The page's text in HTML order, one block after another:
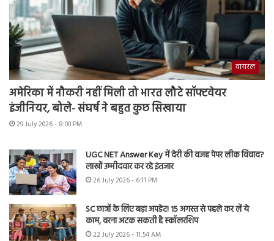
वायरल
अमेरिका में नौकरी नहीं मिली तो भारत लौटे सॉफ्टवेयर
इंजीनियर, बोले- संघर्ष ने बहुत कुछ सिखाया
29 July 2026 - 8:00 PM
UGC NET Answer Key में देरी की वजह पेपर लीक विवाद?
लाखों उम्मीदवार कर रहे इंतजार
26 July 2026 - 6:11 PM
SC छात्रों के लिए बड़ा अपडेट! 15 अगस्त से पहले कर लें ये
काम, वरना अटक सकती है स्कॉलरशिप
22 July 2026 - 11:54 AM